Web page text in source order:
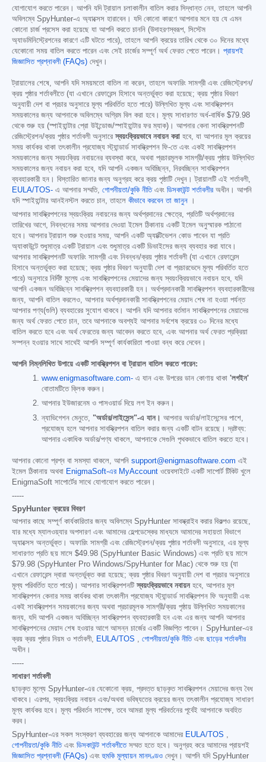
যোগাযোগ করতে পারেন। আপনি যদি ট্রায়াল চলাকালীন বাতিল করার সিদ্ধান্ত নেন, তাহলে আপনি
অবিলম্বে SpyHunter-এ অ্যাক্সেস হারাবেন। যদি কোনো কারণে আপনার মনে হয় যে এমন
কোনো চার্জ প্রসেস করা হয়েছে যা আপনি করতে চাননি (উদাহরণস্বরূপ, সিস্টেম
অ্যাডমিনিস্ট্রেশনের কারণে এটি ঘটতে পারে), তাহলে আপনি ক্রয়ের তারিখ থেকে ৩০ দিনের মধ্যে
যেকোনো সময় বাতিল করতে পারেন এবং সেই চার্জের সম্পূর্ণ অর্থ ফেরত পেতে পারেন। প্রায়শই
জিজ্ঞাসিত প্রশ্নাবলী (FAQs) দেখুন।
ট্রায়ালের শেষে, আপনি যদি সময়মতো বাতিল না করেন, তাহলে অফারিং সামগ্রী এবং রেজিস্ট্রেশন/
ক্রয় পৃষ্ঠার শর্তাবলীতে (যা এখানে রেফারেন্স হিসাবে অন্তর্ভুক্ত করা হয়েছে; ক্রয় পৃষ্ঠার বিবরণ
অনুযায়ী দেশ বা প্রচার অনুসারে মূল্য পরিবর্তিত হতে পারে) উল্লিখিত মূল্য এবং সাবস্ক্রিপশন
সময়কালের জন্য আপনাকে অবিলম্বে অগ্রিম বিল করা হবে। মূল্য সাধারণত অর্ধ-বার্ষিক $79.98
থেকে শুরু হয় (স্পাইহান্টার প্রো উইন্ডোজ/স্পাইহান্টার ফর ম্যাক)। আপনার কেনা সাবস্ক্রিপশনটি
রেজিস্ট্রেশন/ক্রয় পৃষ্ঠার শর্তাবলী অনুসারেস্বয়ংক্রিয়ভাবে নবায়ন করা হবে, যা আপনার মূল ক্রয়ের
সময় কার্যকর থাকা তৎকালীন প্রযোজ্য স্ট্যান্ডার্ড সাবস্ক্রিপশন ফি-তে এবং একই সাবস্ক্রিপশন
সময়কালের জন্য স্বয়ংক্রিয় নবায়নের ব্যবস্থা করে, অথবা প্রচারমূলক সামগ্রী/ক্রয় পৃষ্ঠায় উল্লিখিত
সময়কালের জন্য নবায়ন করা হবে, যদি আপনি একজন অবিচ্ছিন্ন, নিরবচ্ছিন্ন সাবস্ক্রিপশন
ব্যবহারকারী হন। বিস্তারিত জানার জন্য অনুগ্রহ করে ক্রয় পৃষ্ঠাটি দেখুন। ট্রায়ালটি এই শর্তাবলী,
EULA/TOS- এ আপনার সম্মতি, গোপনীয়তা/কুকি নীতিএবং ডিসকাউন্ট শর্তাবলীর অধীন। আপনি
যদি স্পাইহান্টার আনইনস্টল করতে চান, তাহলে কীভাবে করবেন তা জানুন ।
আপনার সাবস্ক্রিপশনের স্বয়ংক্রিয় নবায়নের জন্য অর্থপ্রদানের ক্ষেত্রে, প্রতিটি অর্থপ্রদানের
তারিখের আগে, নিবন্ধনের সময় আপনার দেওয়া ইমেল ঠিকানায় একটি ইমেল অনুস্মারক পাঠানো
হবে। আপনার ট্রায়াল শুরু হওয়ার সময়, আপনি একটি অ্যাক্টিভেশন কোড পাবেন যা প্রতি
অ্যাকাউন্টে শুধুমাত্র একটি ট্রায়াল এবং শুধুমাত্র একটি ডিভাইসের জন্য ব্যবহার করা যাবে।
আপনার সাবস্ক্রিপশনটি অফারিং সামগ্রী এবং নিবন্ধন/ক্রয় পৃষ্ঠার শর্তাবলী (যা এখানে রেফারেন্স
হিসাবে অন্তর্ভুক্ত করা হয়েছে; ক্রয় পৃষ্ঠার বিবরণ অনুযায়ী দেশ বা প্রচারভেদে মূল্য পরিবর্তিত হতে
পারে) অনুসারে নির্দিষ্ট মূল্যে এবং সাবস্ক্রিপশনের মেয়াদের জন্য স্বয়ংক্রিয়ভাবে নবায়ন হবে, যদি
আপনি একজন অবিচ্ছিন্ন সাবস্ক্রিপশন ব্যবহারকারী হন। অর্থপ্রদানকারী সাবস্ক্রিপশন ব্যবহারকারীদের
জন্য, আপনি বাতিল করলেও, আপনার অর্থপ্রদানকারী সাবস্ক্রিপশনের মেয়াদ শেষ না হওয়া পর্যন্ত
আপনার পণ্য(গুলি) ব্যবহারের সুযোগ থাকবে। আপনি যদি আপনার বর্তমান সাবস্ক্রিপশনের মেয়াদের
জন্য অর্থ ফেরত পেতে চান, তবে আপনাকে অবশ্যই আপনার সর্বশেষ ক্রয়ের ৩০ দিনের মধ্যে
বাতিল করতে হবে এবং অর্থ ফেরতের জন্য আবেদন করতে হবে, এবং আপনার অর্থ ফেরত প্রক্রিয়া
সম্পন্ন হওয়ার সাথে সাথেই আপনি সম্পূর্ণ কার্যকারিতা পাওয়া বন্ধ করে দেবেন।
আপনি নিম্নলিখিত উপায়ে একটি সাবস্ক্রিপশন বা ট্রায়াল বাতিল করতে পারেন:
www.enigmasoftware.com- এ যান এবং উপরের ডান কোণায় থাকা 'লগইন'
বোতামটিতে ক্লিক করুন।
আপনার ইউজারনেম ও পাসওয়ার্ড দিয়ে লগ ইন করুন।
ন্যাভিগেশন মেনুতে, "অর্ডার/লাইসেন্স"-এ যান। আপনার অর্ডার/লাইসেন্সের পাশে,
প্রযোজ্য হলে আপনার সাবস্ক্রিপশন বাতিল করার জন্য একটি বাটন রয়েছে। দ্রষ্টব্য:
আপনার একাধিক অর্ডার/পণ্য থাকলে, আপনাকে সেগুলি পৃথকভাবে বাতিল করতে হবে।
আপনার কোনো প্রশ্ন বা সমস্যা থাকলে, আপনি support@enigmasoftware.com এই
ইমেল ঠিকানায় অথবা EnigmaSoft-এর MyAccount ওয়েবসাইটে একটি সাপোর্ট টিকিট খুলে
EnigmaSoft সাপোর্টের সাথে যোগাযোগ করতে পারেন।
-----
SpyHunter ক্রয়ের বিবরণ
আপনার কাছে সম্পূর্ণ কার্যকারিতার জন্য অবিলম্বে SpyHunter সাবস্ক্রাইব করার বিকল্পও রয়েছে,
যার মধ্যে ম্যালওয়্যার অপসারণ এবং আমাদের হেল্পডেস্কের মাধ্যমে আমাদের সহায়তা বিভাগে
অ্যাক্সেস অন্তর্ভুক্ত। অফারিং সামগ্রী এবং রেজিস্ট্রেশন/ক্রয় পৃষ্ঠার শর্তাবলী অনুসারে, এর মূল্য
সাধারণত প্রতি ছয় মাসে $49.98 (SpyHunter Basic Windows) এবং প্রতি ছয় মাসে
$79.98 (SpyHunter Pro Windows/SpyHunter for Mac) থেকে শুরু হয় (যা
এখানে রেফারেন্স দ্বারা অন্তর্ভুক্ত করা হয়েছে; ক্রয় পৃষ্ঠার বিবরণ অনুযায়ী দেশ বা প্রচার অনুসারে
মূল্য পরিবর্তিত হতে পারে)। আপনার সাবস্ক্রিপশনটিস্বয়ংক্রিয়ভাবে নবায়নহবে, আপনার মূল
সাবস্ক্রিপশন কেনার সময় কার্যকর থাকা তৎকালীন প্রযোজ্য স্ট্যান্ডার্ড সাবস্ক্রিপশন ফি অনুযায়ী এবং
একই সাবস্ক্রিপশন সময়কালের জন্য অথবা প্রচারমূলক সামগ্রী/ক্রয় পৃষ্ঠায় উল্লিখিত সময়কালের
জন্য, যদি আপনি একজন অবিচ্ছিন্ন সাবস্ক্রিপশন ব্যবহারকারী হন এবং এর জন্য আপনি আপনার
সাবস্ক্রিপশনের মেয়াদ শেষ হওয়ার আগে আসন্ন চার্জের একটি বিজ্ঞপ্তি পাবেন। SpyHunter-এর
ক্রয় ক্রয় পৃষ্ঠার নিয়ম ও শর্তাবলী,
EULA/TOS গোপনীয়তা/কুকি নীতিএবং ছাড়ের শর্তাবলীর
অধীন।
-----
সাধারণ শর্তাবলী
ছাড়কৃত মূল্যে SpyHunter-এর যেকোনো ক্রয়, প্রদত্ত ছাড়কৃত সাবস্ক্রিপশন মেয়াদের জন্য বৈধ
থাকবে। এরপর, স্বয়ংক্রিয় নবায়ন এবং/অথবা ভবিষ্যতের ক্রয়ের জন্য তৎকালীন প্রযোজ্য সাধারণ
মূল্য কার্যকর হবে। মূল্য পরিবর্তন সাপেক্ষ, তবে আমরা মূল্য পরিবর্তনের পূর্বেই আপনাকে অবহিত
করব।
SpyHunter-এর সকল সংস্করণ ব্যবহারের জন্য আপনাকে আমাদের EULA/TOS
গোপনীয়তা/কুকি নীতিএবং ডিসকাউন্ট শর্তাবলীতেসম্মত হতে হবে। অনুগ্রহ করে আমাদের প্রায়শই
জিজ্ঞাসিত প্রশ্নাবলী (FAQs) এবংহুমকি মূল্যায়ন মানদণ্ডও দেখুন। আপনি যদি SpyHunter